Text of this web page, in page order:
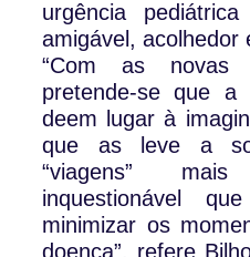
urgência
amigável, acolhedor
“Com as novas
pretende-se que
deem lugar à
que as leve a
“viagens”
inquestionável
minimizar os
doença”, refere